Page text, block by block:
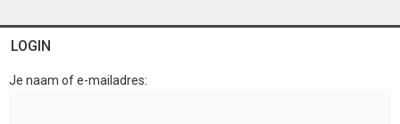
LOGIN
Je naam of e-mailadres